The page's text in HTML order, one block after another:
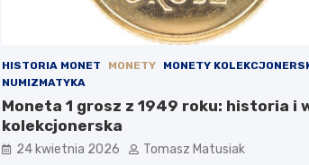
HISTORIA MONET MONETY
MONETY
NUMIZMATYKA
Moneta 1 grosz z 1949 roku: historia i
kolekcjonerska
24 kwietnia 2026 Tomasz Matusiak